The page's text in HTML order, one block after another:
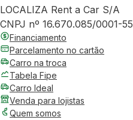
LOCALIZA Rent a Car S/A
CNPJ nº 16.670.085/0001-55
Financiamento
Parcelamento no cartão
Carro na troca
Tabela Fipe
Carro Ideal
Venda para lojistas
Quem somos